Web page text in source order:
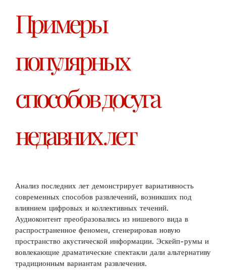
Примеры
популярных
способов досуга
недавних лет
Анализ последних лет демонстрирует вариативность
современных способов развлечений, возникших под
влиянием цифровых и коллективных течений.
Аудиоконтент преобразовались из нишевого вида в
распространенное феномен, сгенерировав новую
пространство акустической информации. Эскейп-румы и
вовлекающие драматические спектакли дали альтернативу
традиционным вариантам развлечения.